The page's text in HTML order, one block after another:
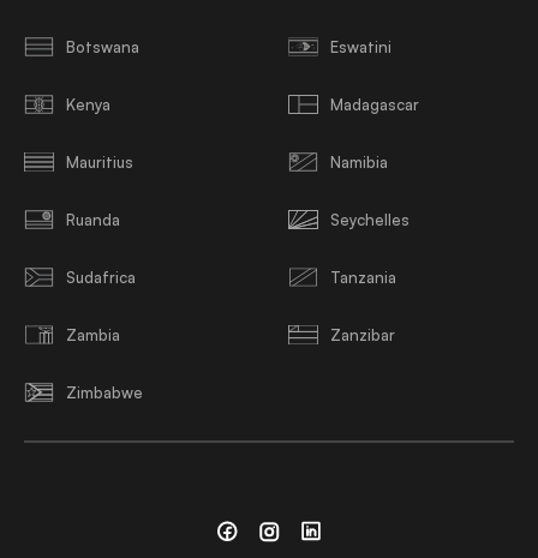
Botswana Eswatini
Kenya Madagascar
Mauritius Namibia
Ruanda Seychelles
Sudafrica Tanzania
Zambia Zanzibar
Zimbabwe
FacebookInstagramLinkedin